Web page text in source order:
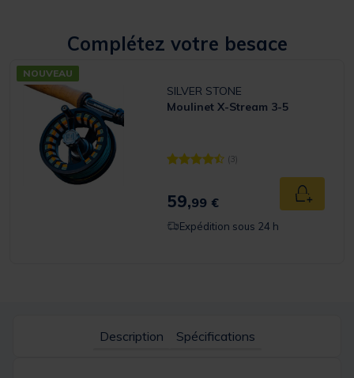
Complétez votre besace
NOUVEAU
SILVER STONE
Moulinet X-Stream 3-5
[object Object] out of 5 Customer
(3)
59,99 € Ajouter
Expédition sous 24 h
Description Spécifications